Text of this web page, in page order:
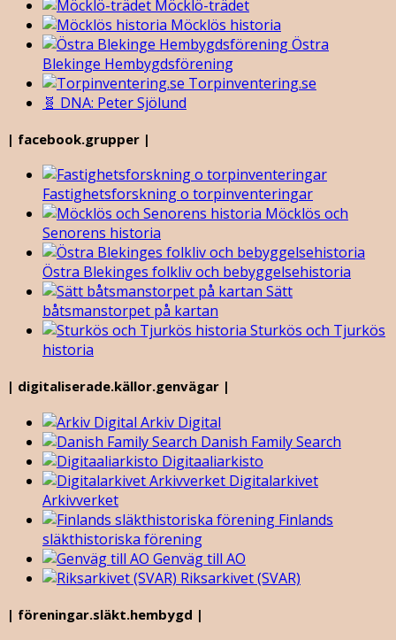
Möcklö-trädet
Möcklös historia
Östra
Blekinge Hembygdsförening
Torpinventering.se
🧬 DNA: Peter Sjölund
| facebook.grupper |
Fastighetsforskning o torpinventeringar
Möcklös och
Senorens historia
Östra Blekinges folkliv och bebyggelsehistoria
Sätt
båtsmanstorpet på kartan
Sturkös och Tjurkös
historia
| digitaliserade.källor.genvägar |
Arkiv Digital
Danish Family Search
Digitaaliarkisto
Digitalarkivet
Arkivverket
Finlands
släkthistoriska förening
Genväg till AO
Riksarkivet (SVAR)
| föreningar.släkt.hembygd |